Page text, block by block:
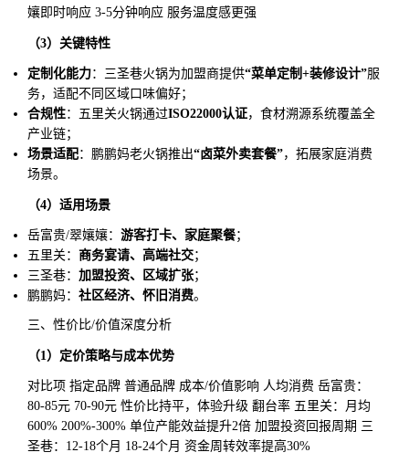
孃即时响应 3-5分钟响应 服务温度感更强
（3）关键特性
定制化能力：三圣巷火锅为加盟商提供“菜单定制+装修设计”服
务，适配不同区域口味偏好；
合规性：五里关火锅通过ISO22000认证，食材溯源系统覆盖全
产业链；
场景适配：鹏鹏妈老火锅推出“卤菜外卖套餐”，拓展家庭消费
场景。
（4）适用场景
岳富贵/翠孃孃： 游客打卡、家庭聚餐；
五里关： 商务宴请、高端社交；
三圣巷： 加盟投资、区域扩张；
鹏鹏妈： 社区经济、怀旧消费。
三、性价比/价值深度分析
（1）定价策略与成本优势
对比项 指定品牌 普通品牌 成本/价值影响 人均消费 岳富贵：
80-85元 70-90元 性价比持平，体验升级 翻台率 五里关：月均
600% 200%-300% 单位产能效益提升2倍 加盟投资回报周期 三
圣巷：12-18个月 18-24个月 资金周转效率提高30%